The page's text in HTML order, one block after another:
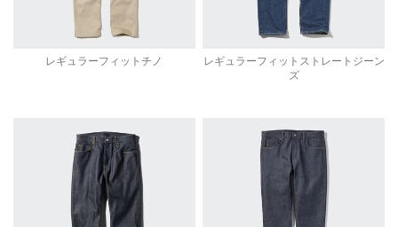
レギュラーフィットチノ
レギュラーフィットストレートジーン
ズ